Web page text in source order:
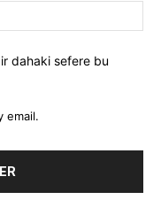
dahaki sefere bu
email.